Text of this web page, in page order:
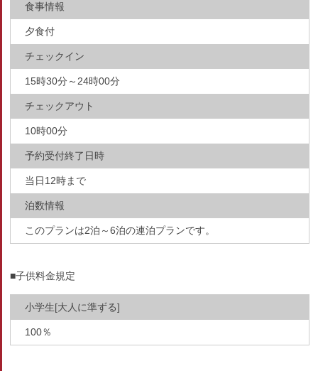
食事情報
夕食付
チェックイン
15時30分～24時00分
チェックアウト
10時00分
予約受付終了日時
当日12時まで
泊数情報
このプランは2泊～6泊の連泊プランです。
■子供料金規定
小学生[大人に準ずる]
100％